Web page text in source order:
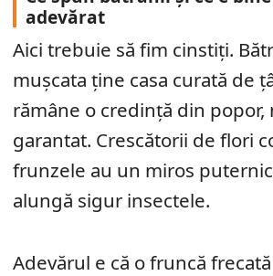
adevărat
Aici trebuie să fim cinstiți.
mușcata ține casa curată de
rămâne o credință din popor,
garantat. Crescătorii de flori
frunzele au un miros
alungă sigur insectele.
Adevărul e că o fruncă